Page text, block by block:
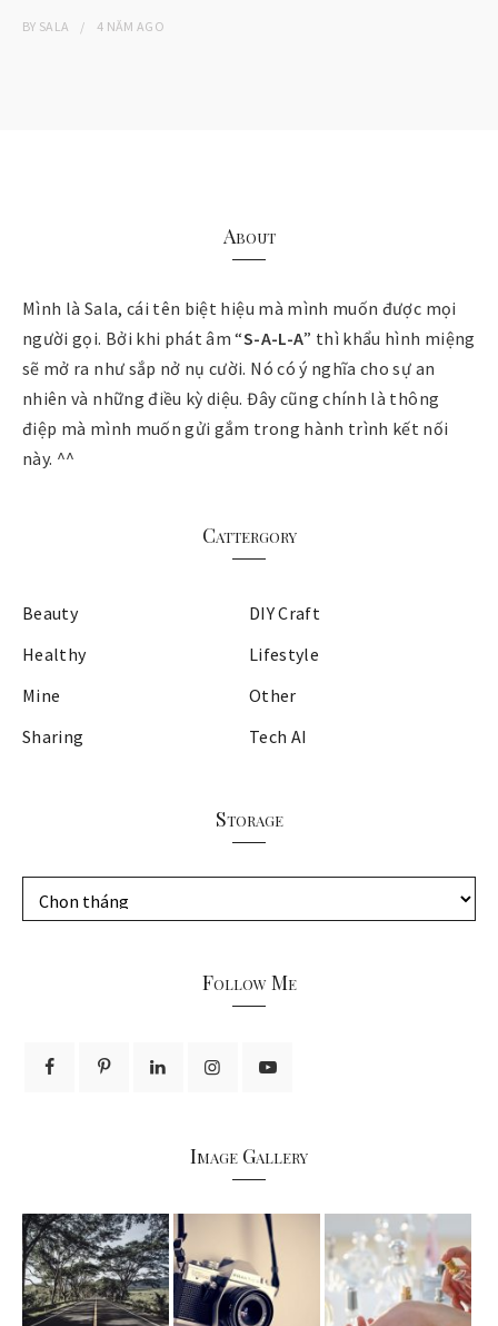
BY SALA 4 NĂM AGO
About
Mình là Sala, cái tên biệt hiệu mà mình muốn được mọi
người gọi. Bởi khi phát âm “S-A-L-A” thì khẩu hình miệng
sẽ mở ra như sắp nở nụ cười. Nó có ý nghĩa cho sự an
nhiên và những điều kỳ diệu. Đây cũng chính là thông
điệp mà mình muốn gửi gắm trong hành trình kết nối
này. ^^
Cattergory
Beauty
DIY Craft
Healthy
Lifestyle
Mine
Other
Sharing
Tech AI
Storage
t
Follow Me
Image Gallery